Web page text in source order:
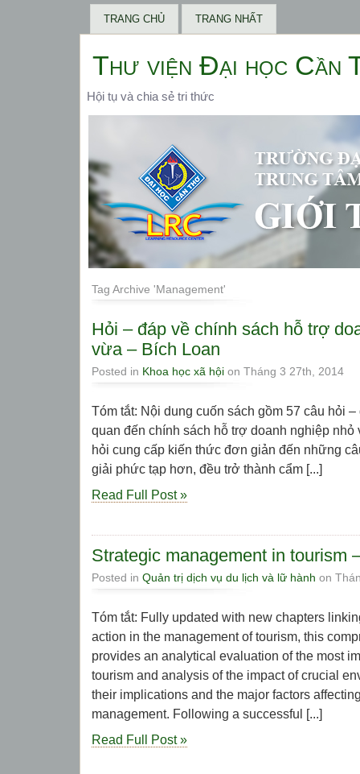
TRANG CHỦ TRANG NHẤT
Thư viện Đại học Cần
Hội tụ và chia sẻ tri thức
Tag Archive 'Management'
Hỏi – đáp về chính sách hỗ trợ
vừa – Bích Loan
Posted in Khoa học xã hội on Tháng 3 27th, 2014
Tóm tắt: Nội dung cuốn sách gồm 57 câu hỏi
quan đến chính sách hỗ trợ doanh nghiệp
hỏi cung cấp kiến thức đơn giản đến những
giải phức tạp hơn, đều trở thành cẩm [...]
Read Full Post »
Strategic management in tourism
Posted in Quản trị dịch vụ du lịch và lữ hành on
Tóm tắt: Fully updated with new chapters
action in the management of tourism, this
provides an analytical evaluation of the most
tourism and analysis of the impact of crucial
their implications and the major factors
management. Following a successful [...]
Read Full Post »